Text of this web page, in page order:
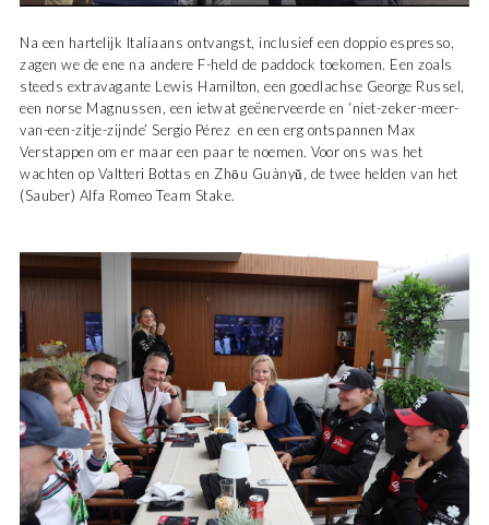
Na een hartelijk Italiaans ontvangst, inclusief een doppio espresso,
zagen we de ene na andere F-held de paddock toekomen. Een zoals
steeds extravagante Lewis Hamilton, een goedlachse George Russel,
een norse Magnussen, een ietwat geënerveerde en ‘niet-zeker-meer-
van-een-zitje-zijnde’ Sergio Pérez en een erg ontspannen Max
Verstappen om er maar een paar te noemen. Voor ons was het
wachten op Valtteri Bottas en Zhōu Guànyǔ, de twee helden van het
(Sauber) Alfa Romeo Team Stake.